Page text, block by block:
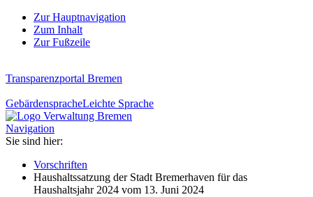
Zur Hauptnavigation
Zum Inhalt
Zur Fußzeile
Transparenzportal Bremen
GebärdenspracheLeichte Sprache
Navigation
Sie sind hier:
Vorschriften
Haushaltssatzung der Stadt Bremerhaven für das
Haushaltsjahr 2024 vom 13. Juni 2024